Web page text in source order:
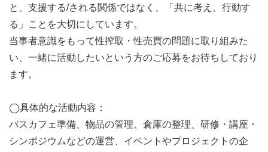
と、支援する/される関係ではなく、「共に考え、行動す
る」ことを大切にしています。
当事者意識をもって性搾取・性売買の問題に取り組みた
い、一緒に活動したいという方のご応募をお待ちしており
ます。
◯具体的な活動内容：
バスカフェ準備、物品の管理、倉庫の整理、研修・講座・
シンポジウムなどの運営、イベントやプロジェクトの企